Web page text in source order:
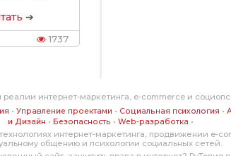
➔
1737
реалии интернет-маркетинга, e-commerce и
• Управление проектами • Социальная психология •
и Дизайн • Безопасность • Web-разработка •
интернет-маркетинга, продвижении e-
общению и психологии социальных сетей.